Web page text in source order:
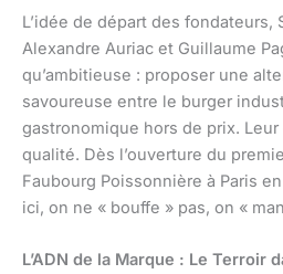
L’idée de départ des fondateurs,
Alexandre Auriac et Guillaume
qu’ambitieuse : proposer une
savoureuse entre le burger
gastronomique hors de prix. Leur
qualité. Dès l’ouverture du
Faubourg Poissonnière à Paris
ici, on ne « bouffe » pas, on «
L’ADN de la Marque : Le Terroir